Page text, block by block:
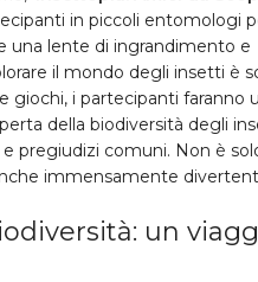
in piccoli entomologi
una lente di ingrandimento e
il mondo degli insetti è
e giochi, i partecipanti faranno
della biodiversità degli
pregiudizi comuni. Non è
immensamente
un